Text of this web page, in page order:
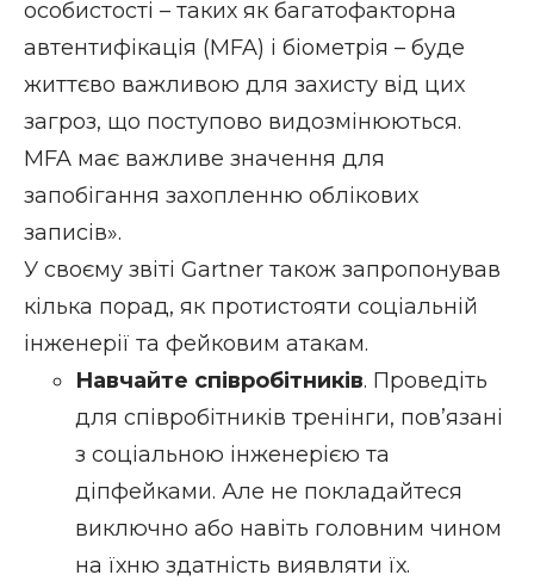
особистості – таких як багатофакторна
автентифікація (MFA) і біометрія – буде
життєво важливою для захисту від цих
загроз, що поступово видозмінюються.
MFA має важливе значення для
запобігання захопленню облікових
записів».
У своєму звіті Gartner також запропонував
кілька порад, як протистояти соціальній
інженерії та фейковим атакам.
Навчайте співробітників. Проведіть
для співробітників тренінги, пов’язані
з соціальною інженерією та
діпфейками. Але не покладайтеся
виключно або навіть головним чином
на їхню здатність виявляти їх.